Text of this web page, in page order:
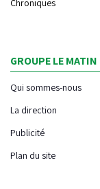
Chroniques
GROUPE LE MATIN
Qui sommes-nous
La direction
Publicité
Plan du site